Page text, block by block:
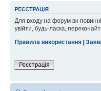
РЕЄСТРАЦІЯ
Для входу на форум ви
увійти, будь-ласка,
Правила використання |
Реєстрація